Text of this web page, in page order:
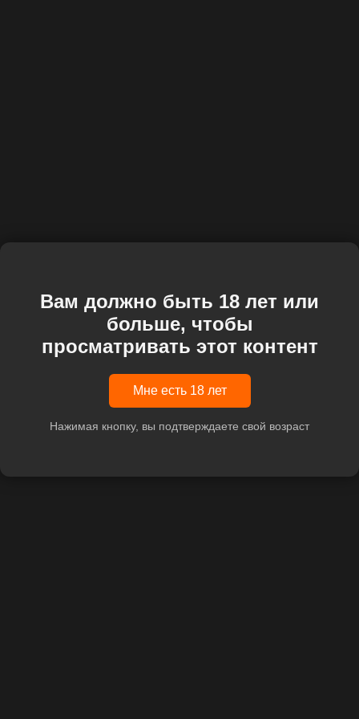
Вам должно быть 18 лет или
больше, чтобы
просматривать этот контент
Мне есть 18 лет
Нажимая кнопку, вы подтверждаете свой возраст